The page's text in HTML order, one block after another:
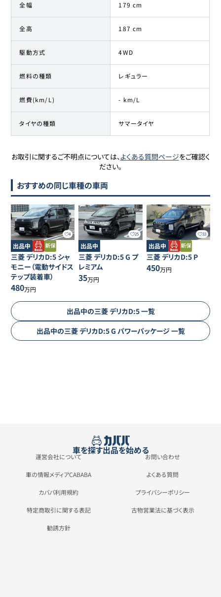
全幅 179 cm
全高 187 cm
駆動方式 4WD
燃料の種類 レギュラー
燃費(km/L) - km/L
タイヤの種類 サマータイヤ
お取引に関するご不明点については、よくある質問ページをご確認く
ださい。
おすすめの同じ車種の車両
4
出品中
三菱 デリカD:5 シャ
モニー（電動サイドス
テップ装着車）
480万円
25
出品中
三菱 デリカD:5G プ
レミアム
35万円
33
出品中
三菱 デリカD:5 P
450万円
出品中の三菱 デリカD:5一覧
出品中の三菱 デリカD:5G パワーパッケージ一覧
車を探す出品を始める
運営会社について お問い合わせ
車の情報メディアCABABA よくある質問
カババ利用規約 プライバシーポリシー
特定商取引に関する表記 古物営業法に基づく表示
勧誘方針